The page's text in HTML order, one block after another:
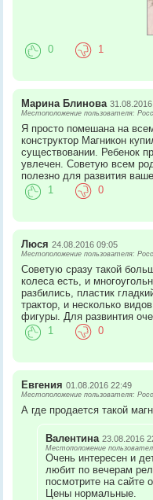
0 1
Марина Блинова
Местоположение пользователя:
Я просто помешана на
конструктор Магникон
существовании. Ребенок
увлечен. Советую всем
полезно для развития
1 0
Люся 24.08.2016 09:05
Местоположение пользователя:
Советую сразу такой
колеса есть, и
разбились, пластик
трактор, и несколько
фигуры. Для развинтия
1 0
Евгения 01.08.2016 22:49
Местоположение пользователя:
А где продается такой
Валентина 23.08.2016
Местоположение
Очень интересен и
любит по вечерам
посмотрите на сайте
Цены нормальные.